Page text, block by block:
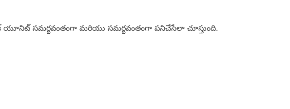
సమర్థవంతంగా మరియు సమర్థవంతంగా పనిచేసేలా చూస్తుంది.